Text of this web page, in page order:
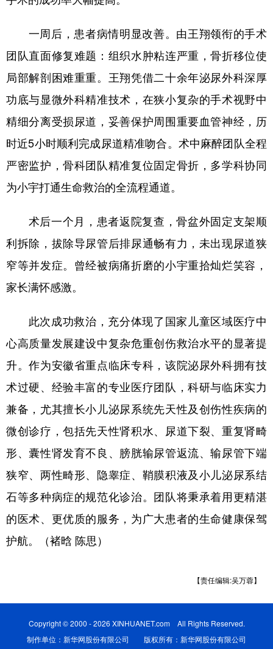
English Español
Русский язык 日本語 한국어
Deutsch Português
一周后，患者病情明显改善。由王翔领衔的手术
团队直面修复难题：组织水肿粘连严重，骨折移位使
局部解剖困难重重。王翔凭借二十余年泌尿外科深厚
功底与显微外科精准技术，在狭小复杂的手术视野中
精细分离受损尿道，妥善保护周围重要血管神经，历
时近5小时顺利完成尿道精准吻合。术中麻醉团队全程
严密监护，骨科团队精准复位固定骨折，多学科协同
为小宇打通生命救治的全流程通道。
术后一个月，患者返院复查，骨盆外固定支架顺
利拆除，拔除导尿管后排尿通畅有力，未出现尿道狭
窄等并发症。曾经被病痛折磨的小宇重拾灿烂笑容，
家长满怀感激。
此次成功救治，充分体现了国家儿童区域医疗中
心高质量发展建设中复杂危重创伤救治水平的显著提
升。作为安徽省重点临床专科，该院泌尿外科拥有技
术过硬、经验丰富的专业医疗团队，科研与临床实力
兼备，尤其擅长小儿泌尿系统先天性及创伤性疾病的
微创诊疗，包括先天性肾积水、尿道下裂、重复肾畸
形、囊性肾发育不良、膀胱输尿管返流、输尿管下端
狭窄、两性畸形、隐睾症、鞘膜积液及小儿泌尿系结
石等多种病症的规范化诊治。团队将秉承着用更精湛
的医术、更优质的服务，为广大患者的生命健康保驾
护航。（褚晗 陈思）
【责任编辑:吴万蓉】
Copyright © 2000 - 2026 XINHUANET.com All Rights Reserved.
制作单位：新华网股份有限公司 版权所有：新华网股份有限公司